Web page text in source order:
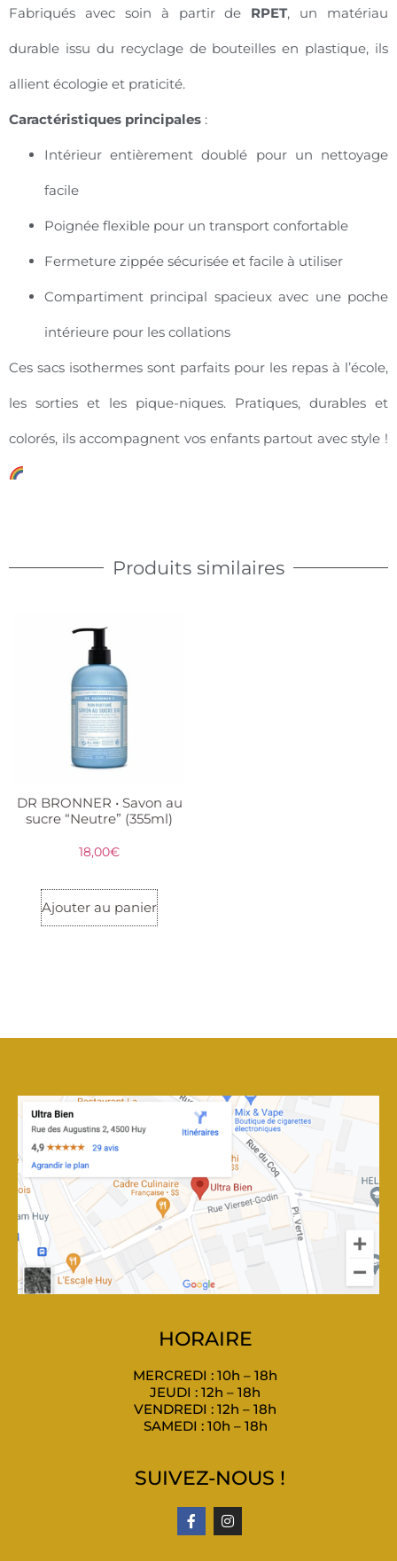
Fabriqués avec soin à partir de RPET, un matériau
durable issu du recyclage de bouteilles en plastique, ils
allient écologie et praticité.
Caractéristiques principales :
Intérieur entièrement doublé pour un nettoyage
facile
Poignée flexible pour un transport confortable
Fermeture zippée sécurisée et facile à utiliser
Compartiment principal spacieux avec une poche
intérieure pour les collations
Ces sacs isothermes sont parfaits pour les repas à l’école,
les sorties et les pique-niques. Pratiques, durables et
colorés, ils accompagnent vos enfants partout avec style !
Produits similaires
DR BRONNER • Savon au
sucre “Neutre” (355ml)
18,00€
Ajouter au panier
HORAIRE
MERCREDI : 10h – 18h
JEUDI : 12h – 18h
VENDREDI : 12h – 18h
SAMEDI : 10h – 18h
SUIVEZ-NOUS !